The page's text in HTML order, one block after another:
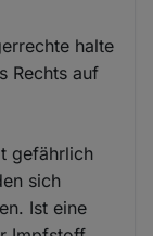
halte
Rechts auf
gefährlich
sich
Ist eine